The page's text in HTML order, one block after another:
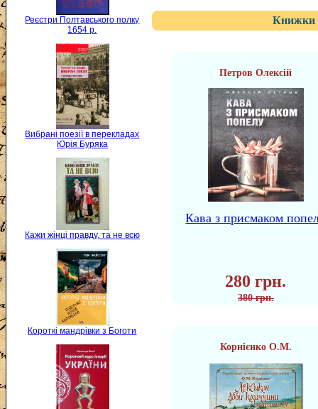
Реєстри Полтавського полку
1654 р.
Вибрані поезії в перекладах
Юрія Буряка
Кажи жінці правду, та не всю
Короткі мандрівки з Боготи
Книжки
Петров Олексій
Кава з присмаком
280 грн.
380 грн.
Корнієнко О.М.